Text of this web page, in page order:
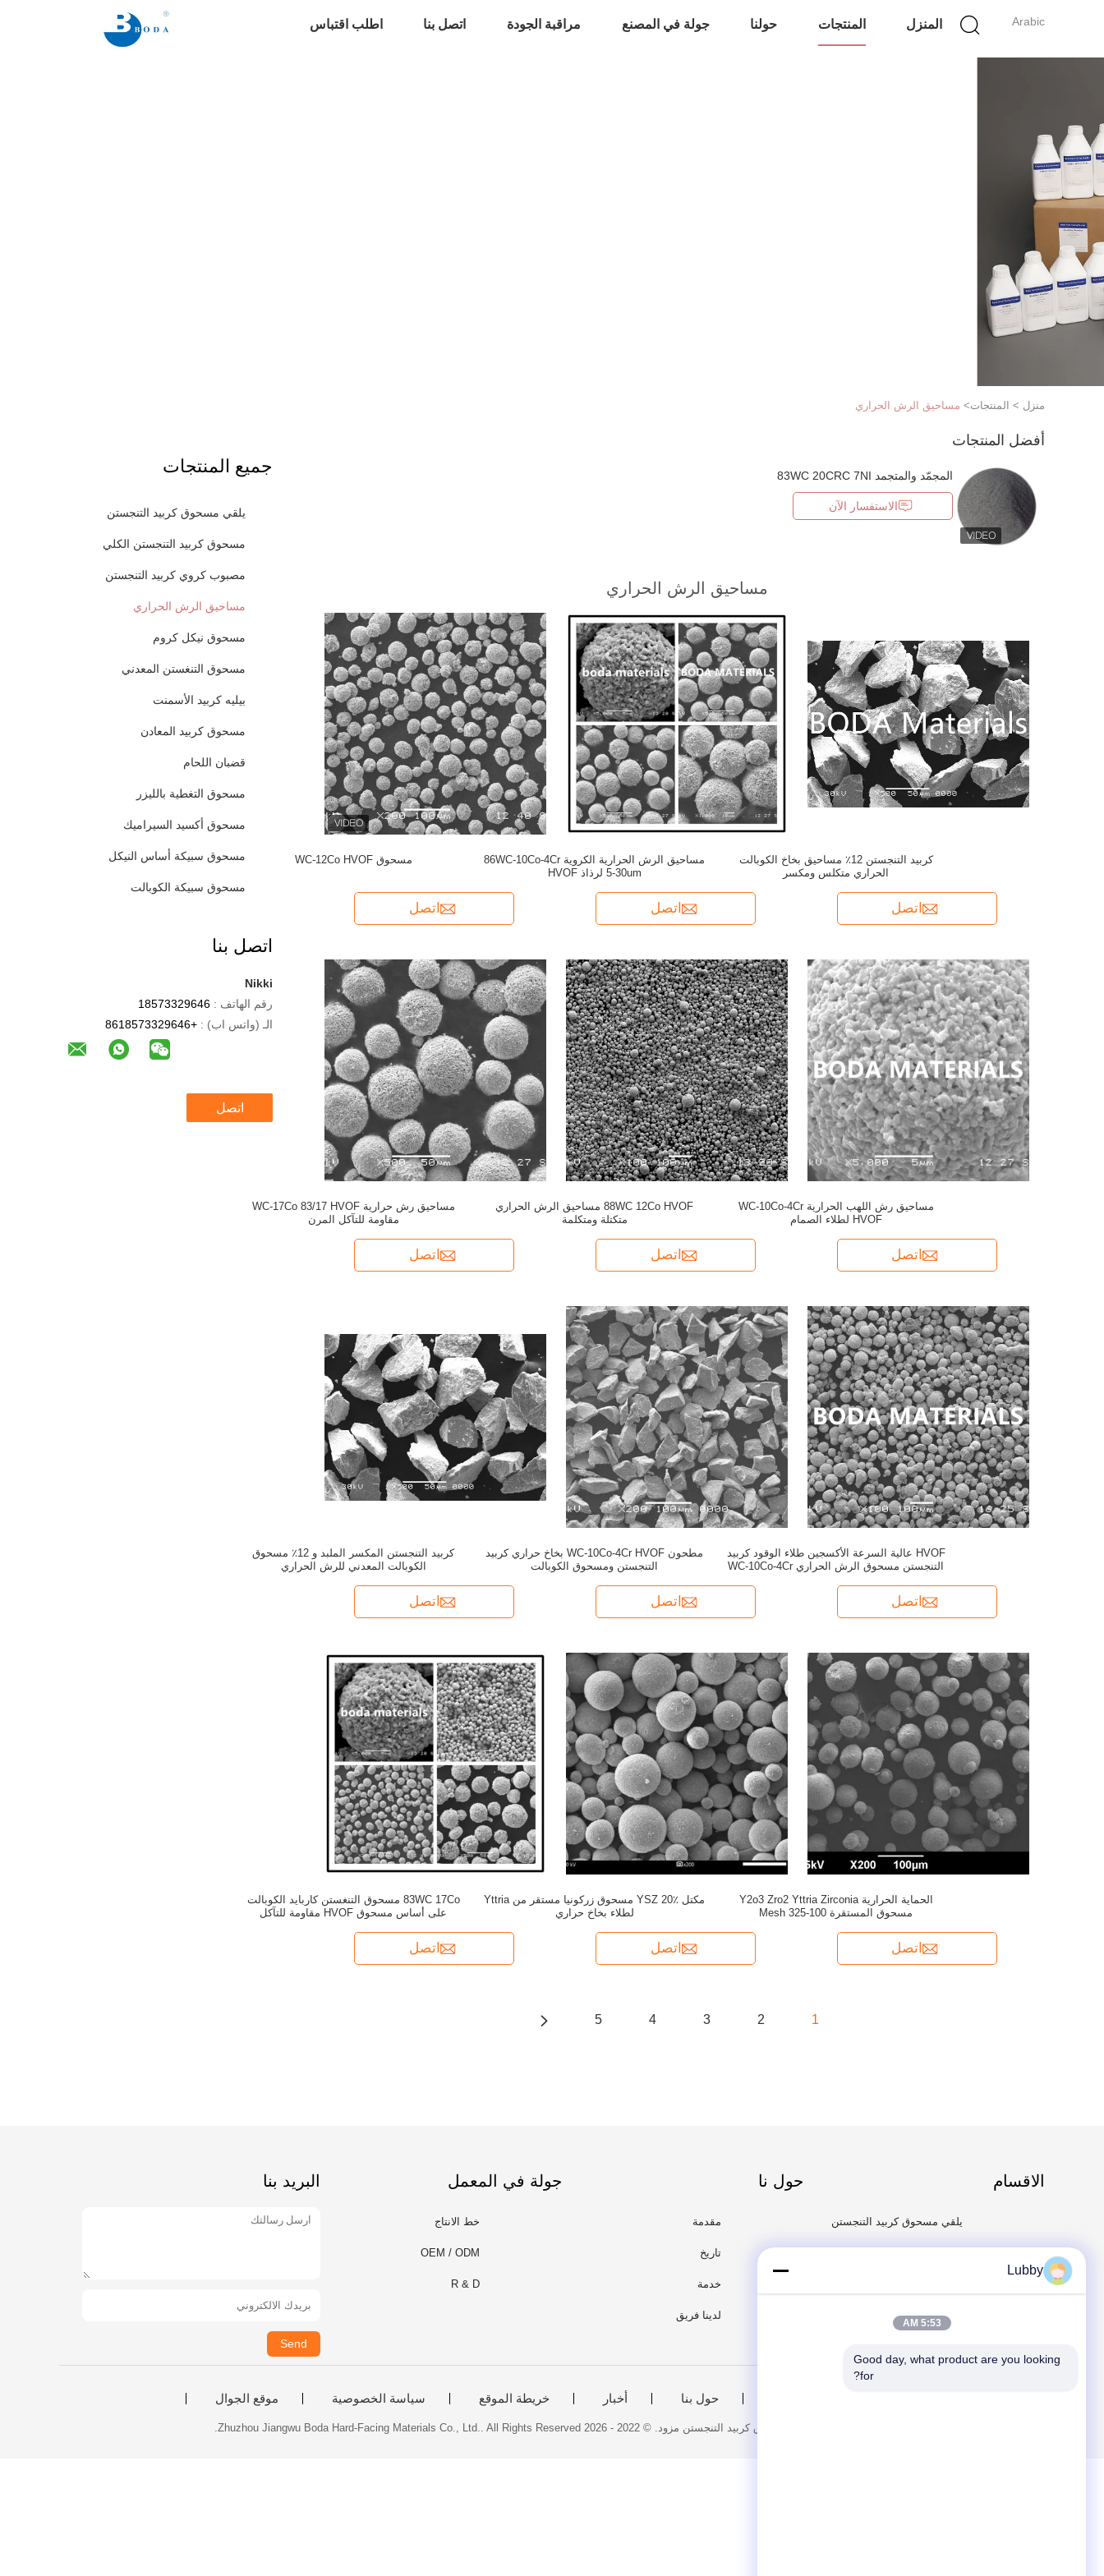
Arabic المنزل المنتجات حولنا جولة في المصنع مراقبة الجودة اتصل بنا اطلب اقتباس
منزل > المنتجات> مساحيق الرش الحراري
جميع المنتجات
يلقي مسحوق كربيد التنجستن
مسحوق كربيد التنجستن الكلي
مصبوب كروي كربيد التنجستن
مساحيق الرش الحراري
مسحوق نيكل كروم
مسحوق التنغستن المعدني
بيليه كربيد الأسمنت
مسحوق كربيد المعادن
قضبان اللحام
مسحوق التغطية بالليزر
مسحوق أكسيد السيراميك
مسحوق سبيكة أساس النيكل
مسحوق سبيكة الكوبالت
اتصل بنا
Nikki
رقم الهاتف :
الـ (واتس اب) : +8618573329646
اتصل
أفضل المنتجات
المجمّد والمتجمد 83WC 20CRC 7NI
الاستفسار الآن
مساحيق الرش الحراري
مسحوق WC-12Co HVOF
اتصل
مساحيق الرش الحرارية الكروية 86WC-10Co-4Cr
5-30um لرذاذ HVOF
اتصل
كربيد التنجستن 12٪ مساحيق بخاخ الكوبالت
الحراري متكلس ومكسر
اتصل
مساحيق رش حرارية WC-17Co 83/17 HVOF
مقاومة للتآكل المرن
اتصل
88WC 12Co HVOF مساحيق الرش الحراري
متكتلة ومتكلمة
اتصل
مساحيق رش اللهب الحرارية WC-10Co-4Cr
HVOF لطلاء الصمام
اتصل
كربيد التنجستن المكسر الملبد و 12٪ مسحوق
الكوبالت المعدني للرش الحراري
اتصل
مطحون WC-10Co-4Cr HVOF بخاخ حراري كربيد
التنجستن ومسحوق الكوبالت
اتصل
HVOF عالية السرعة الأكسجين طلاء الوقود كربيد
التنجستن مسحوق الرش الحراري WC-10Co-4Cr
اتصل
83WC 17Co مسحوق التنغستن كاربايد الكوبالت
على أساس مسحوق HVOF مقاومة للتآكل
اتصل
مكتل YSZ 20٪ مسحوق زركونيا مستقر من Yttria
لطلاء بخاخ حراري
اتصل
الحماية الحرارية Y2o3 Zro2 Yttria Zirconia
مسحوق المستقرة 100-325 Mesh
اتصل
1
2
3
4
5
الاقسام
يلقي مسحوق كربيد التنجستن
مساحيق الرش الحراري
حول نا
مقدمة
تاريخ
خدمة
لدينا فريق
جولة في المعمل
خط الانتاج
OEM / ODM
R & D
البريد بنا
Send
حول بنا أخبار خريطة الموقع سياسة الخصوصية موقع الجوال
الصين جيّد جودة يلقي مسحوق كربيد التنجستن مزود. © 2022 - 2026 Zhuzhou Jiangwu Boda Hard-Facing Materials Co., Ltd.. All Rights Reserved.
Lubby
5:53 AM
Good day, what product are you looking
for?